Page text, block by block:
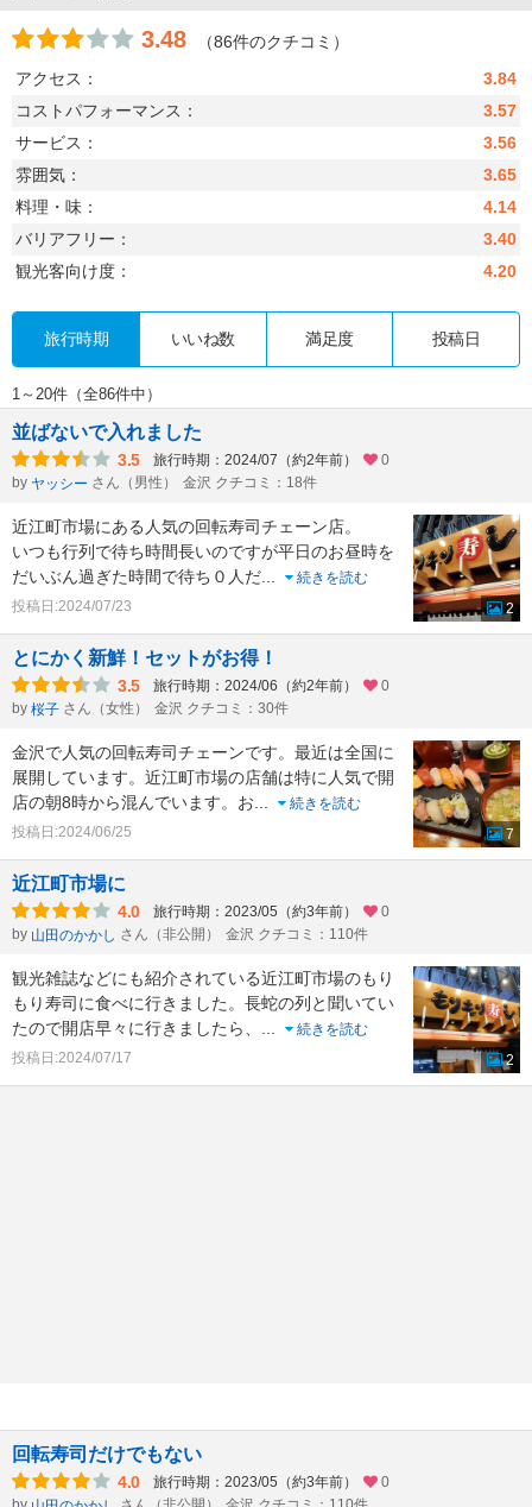
3.48
（86件のクチコミ）
アクセス：
3.84
コストパフォーマンス：
3.57
サービス：
3.56
雰囲気：
3.65
料理・味：
4.14
バリアフリー：
3.40
観光客向け度：
4.20
旅行時期 いいね数 満足度 投稿日
1～20件（全86件中）
並ばないで入れました
3.5 旅行時期：2024/07（約2年前）
0
by ヤッシー さん（男性） 金沢 クチコミ：18件
近江町市場にある人気の回転寿司チェーン店。
いつも行列で待ち時間長いのですが平日のお昼時を
だいぶん過ぎた時間で待ち０人だ
続きを読む
投稿日:2024/07/23
2
とにかく新鮮！セットがお得！
3.5 旅行時期：2024/06（約2年前）
0
by 桜子 さん（女性） 金沢 クチコミ：30件
金沢で人気の回転寿司チェーンです。最近は全国に
展開しています。近江町市場の店舗は特に人気で開
店の朝8時から混んでいます。お
続きを読む
投稿日:2024/06/25
7
近江町市場に
4.0 旅行時期：2023/05（約3年前）
0
by 山田のかかし さん（非公開） 金沢 クチコミ：110件
観光雑誌などにも紹介されている近江町市場のもり
もり寿司に食べに行きました。長蛇の列と聞いてい
たので開店早々に行きましたら、
続きを読む
投稿日:2024/07/17
2
回転寿司だけでもない
4.0 旅行時期：2023/05（約3年前）
0